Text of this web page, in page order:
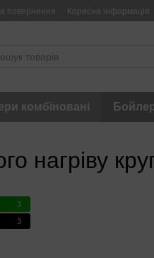
повернення Корисна інформація
комбіновані
нагріву
3
3